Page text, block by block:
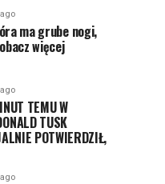
ma grube nogi,
więcej
TEMU W
TUSK
POTWIERDZIŁ,